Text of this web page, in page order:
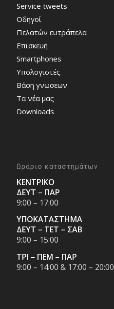
Service tweets
Οδηγοί
Πελατών ευτράπελα
Επισκευή
Smartphones
Υπολογιστές
Bάση γνωσεων
Τα νέα μας
Downloads
Ωράριο καταστημάτων
ΚΕΝΤΡΙΚΟ
ΔΕΥΤ – ΠΑΡ
9:00 – 17:00
ΥΠΟΚΑΤΑΣΤΗΜΑ
ΔΕΥΤ – ΤΕΤ – ΣΑΒ
9:00 – 15:00
ΤΡΙ – ΠΕΜ – ΠΑΡ
9:00 – 14:00 & 17:00 – 20:00